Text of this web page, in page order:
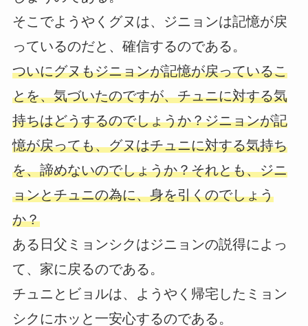
そこでようやくグヌは、ジニョンは記憶が戻
っているのだと、確信するのである。
ついにグヌもジニョンが記憶が戻っているこ
とを、気づいたのですが、チュニに対する気
持ちはどうするのでしょうか？ジニョンが記
憶が戻っても、グヌはチュニに対する気持ち
を、諦めないのでしょうか？それとも、ジニ
ョンとチュニの為に、身を引くのでしょう
か？
ある日父ミョンシクはジニョンの説得によっ
て、家に戻るのである。
チュニとビョルは、ようやく帰宅したミョン
シクにホッと一安心するのである。